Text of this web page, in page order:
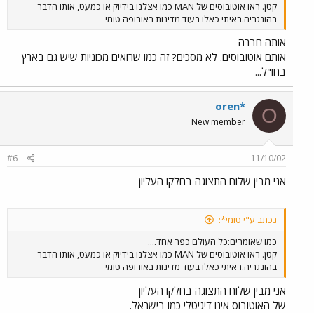
קטן. ראו אוטובוסים של MAN כמו אצלנו בידיוק או כמעט, אותו הדבר
בהונגריה.ראיתי כאלו בעוד מדינות באורופה טומי
אותה חברה
אותם אוטובוסים. לא מסכים? זה כמו שרואים מכוניות שיש גם בארץ
בחו"ל...
O
oren*
New member
11/10/02
#6
אני מבין שלוח התצוגה בחלקו העליון
נכתב ע"י טומי*:
כמו שאומרים:כל העולם כפר אחד....
קטן. ראו אוטובוסים של MAN כמו אצלנו בידיוק או כמעט, אותו הדבר
בהונגריה.ראיתי כאלו בעוד מדינות באורופה טומי
אני מבין שלוח התצוגה בחלקו העליון
של האוטובוס אינו דיגיטלי כמו בישראל.